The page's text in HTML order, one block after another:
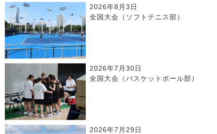
2026年8月3日
全国大会（ソフトテニス部）
2026年7月30日
全国大会（バスケットボール部）
2026年7月29日